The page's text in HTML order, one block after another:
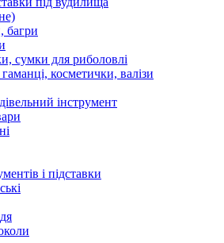
багри
сумки для риболовлі
косметички, валізи
інструмент
і підставки